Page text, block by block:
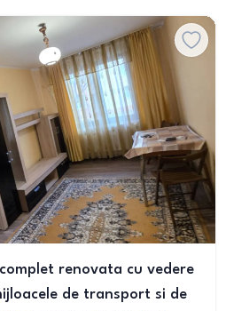
renovata cu vedere
de transport si de